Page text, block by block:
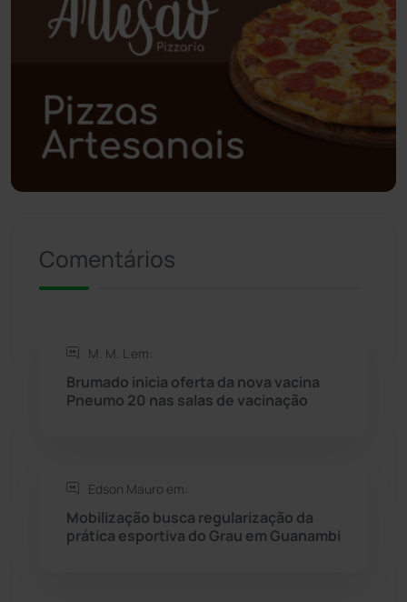
Poções (182)
(59)
Polícia Militar (27)
Rio do Antônio
Saúde
Seabra (51)
Comentários
M. M. L em:
Brumado inicia oferta da nova vacina
Pneumo 20 nas salas de vacinação
Edson Mauro em:
Mobilização busca regularização da
prática esportiva do Grau em Guanambi